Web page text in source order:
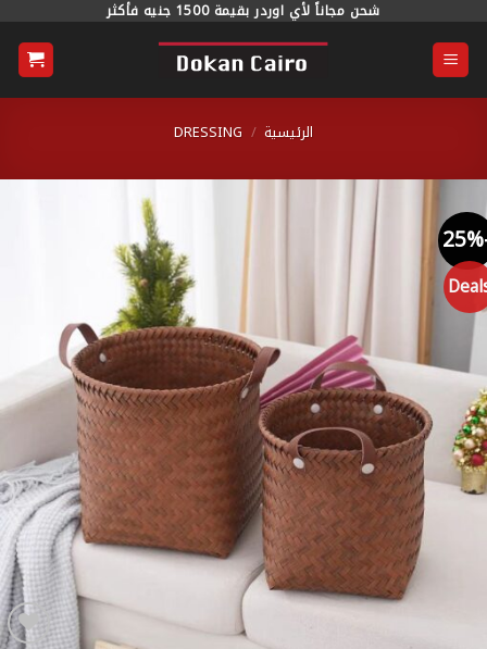
شحن مجاناً لأي اوردر بقيمة 1500 جنيه فأكثر
الرئيسية /
DRESSING